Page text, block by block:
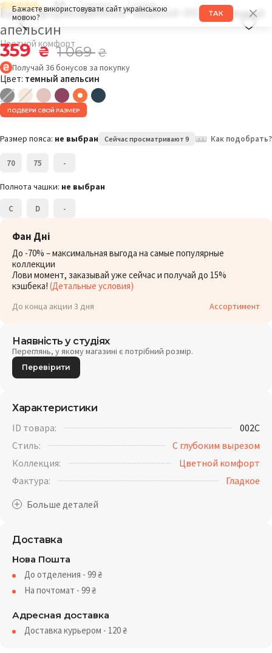
Бажаєте використовувати сайт українською
мовою?
ТАК
4.9 7 оценок 1 отзыв
Бра с формованной чашкой 002C темный
апельсин
Цветной комфорт
359₴ 1 069₴
Получай 36бонусов за покупку
Цвет: темный апельсин
ПОДБЕРИ СВОЙ РАЗМЕР
Размер пояса: не выбран Сейчас просматривают 9 Как подобрать?
70 75 -
Полнота чашки: не выбран
C D -
Фан Дні
До -70% – максимальная выгода на самые популярные
коллекции
Лови момент, заказывай уже сейчас и получай до 15%
кэшбека! (Детальные условия)
До конца акции 3 дня Ассортимент
Наявність у студіях
Переглянь, у якому магазині є потрібний розмір.
Перевірити
Характеристики
ID товара:
002C
Стиль:
С глубоким вырезом
Коллекция:
Цветной комфорт
Фактура:
Гладкое
Доставка
Нова Пошта
До отделения - 99₴
На почтомат - 99₴
Адресная доставка
Доставка курьером - 120₴